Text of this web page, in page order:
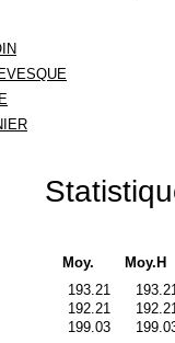
Moy.
Moy.H
193.21
192.21
199.03